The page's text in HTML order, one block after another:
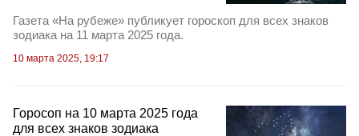
Газета «На рубеже» публикует гороскоп для всех знаков
зодиака на 11 марта 2025 года.
10 марта 2025, 19:17
Горосоп на 10 марта 2025 года
для всех знаков зодиака